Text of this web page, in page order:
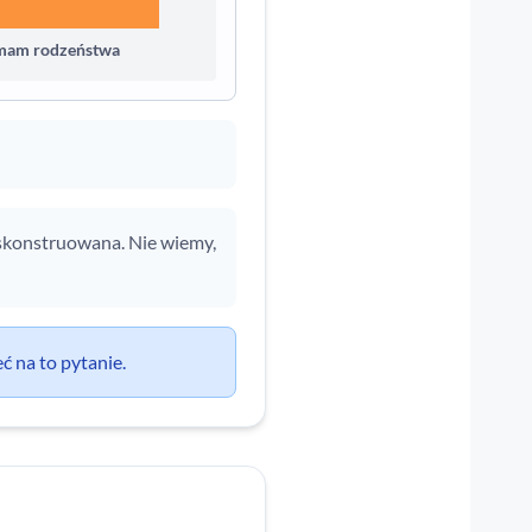
rodzeństwa
Nie wiemy,
na to pytanie.